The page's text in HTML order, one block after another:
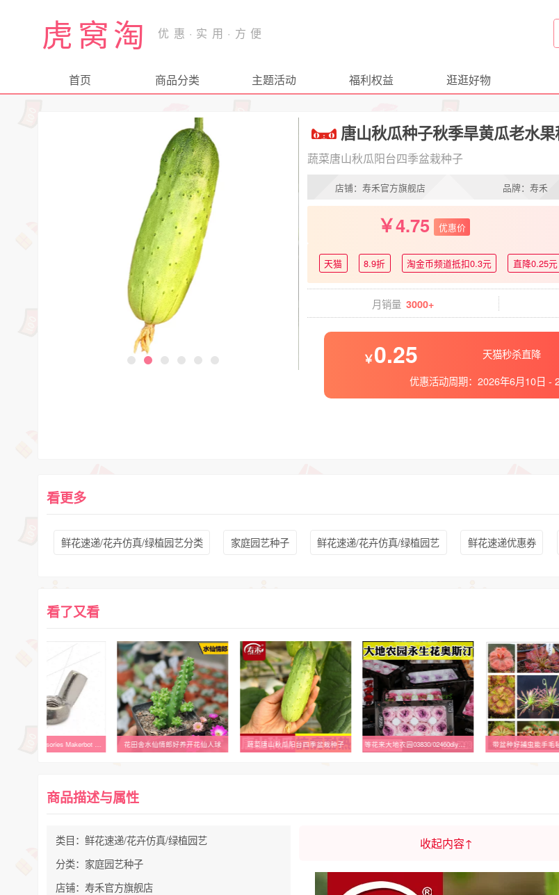
虎窝淘
首页 商品分类 主题活动 福利权益 逛逛好物
唐山秋瓜种子秋季旱黄瓜老水
蔬菜唐山秋瓜阳台四季盆栽种子
店铺：寿禾官方旗舰店 品牌：寿禾
4.75 优惠价
天猫 8.9折 淘金币频道抵扣0.3元 直降0.25元
月销量 3000+
0.25 天猫秒杀直降
优惠活动周期： 2026年6月10日 -
看更多
鲜花速递/花卉仿真/绿植园艺分类 家庭园艺种子 鲜花速递/花卉仿真/绿植园艺 鲜花速递优惠券
看了又看
花田舍水仙情郎好养开花仙人球 蔬菜唐山秋瓜阳台四季盆栽种子 等花来大地农园03830/02460diy材料包礼盒高品质永生花奥斯汀玫瑰 带盆种好捕虫能手毛
商品描述与属性
类目：鲜花速递/花卉仿真/绿植园艺
分类：家庭园艺种子
店铺：寿禾官方旗舰店
收起内容↑